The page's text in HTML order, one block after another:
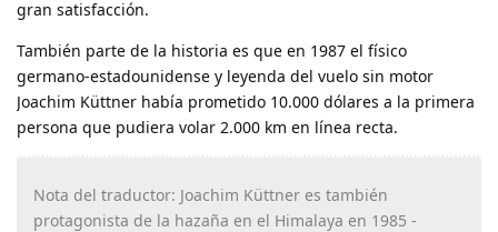
gran satisfacción.
También parte de la historia es que en 1987 el físico
germano-estadounidense y leyenda del vuelo sin motor
Joachim Küttner había prometido 10.000 dólares a la primera
persona que pudiera volar 2.000 km en línea recta.
Nota del traductor: Joachim Küttner es también
protagonista de la hazaña en el Himalaya en 1985 -